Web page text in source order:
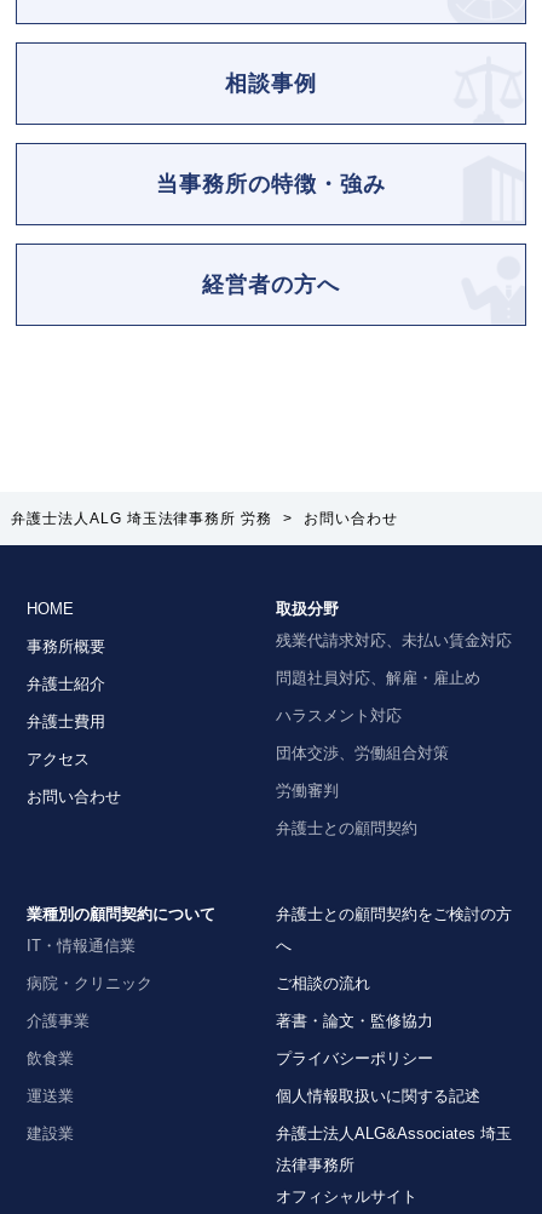
相談事例
当事務所の特徴・強み
経営者の方へ
弁護士法人ALG 埼玉法律事務所 労務 > お問い合わせ
HOME
事務所概要
弁護士紹介
弁護士費用
アクセス
お問い合わせ
取扱分野
残業代請求対応、未払い賃金対応
問題社員対応、解雇・雇止め
ハラスメント対応
団体交渉、労働組合対策
労働審判
弁護士との顧問契約
業種別の顧問契約について
IT・情報通信業
病院・クリニック
介護事業
飲食業
運送業
建設業
弁護士との顧問契約をご検討の方
へ
ご相談の流れ
著書・論文・監修協力
プライバシーポリシー
個人情報取扱いに関する記述
弁護士法人ALG&Associates 埼玉
法律事務所
オフィシャルサイト